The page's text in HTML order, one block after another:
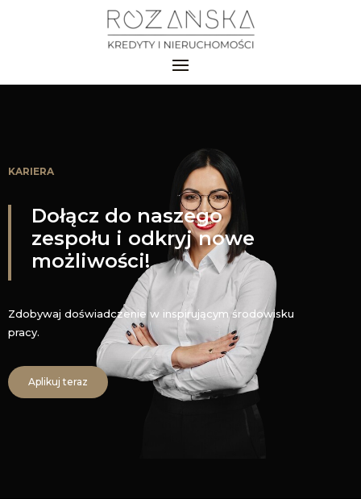
KARIERA
Dołącz do naszego
zespołu i odkryj nowe
możliwości!
Zdobywaj doświadczenie w inspirującym środowisku
pracy.
Aplikuj teraz